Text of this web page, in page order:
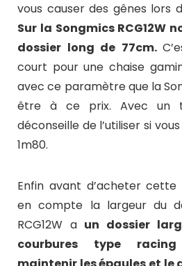
vous causer des gênes lors
Sur la Songmics RCG12W
dossier long de 77cm.
court pour une chaise
avec ce paramètre que la
être à ce prix. Avec un
déconseille de l’utiliser si
1m80.
Enfin avant d’acheter cette
en compte la largeur du
RCG12W a un dossier
courbures type